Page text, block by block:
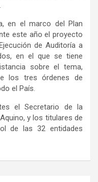
en el marco del Plan
este año el proyecto
de Auditoría a
en el que se tiene
sobre el tema,
los tres órdenes de
el País.
el Secretario de la
y los titulares de
de las 32 entidades